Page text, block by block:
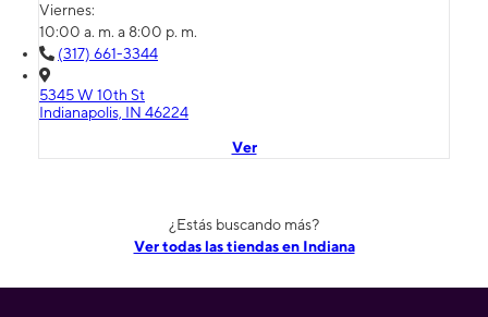
Viernes:
10:00 a. m. a 8:00 p. m.
(317) 661-3344
5345 W 10th St
Indianapolis, IN 46224
Ver
¿Estás buscando más?
Ver todas las tiendas en Indiana